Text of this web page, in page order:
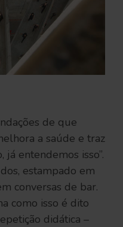
de que
a saúde e traz
já entendemos isso”.
estampado em
conversas de bar.
como isso é dito
didática –